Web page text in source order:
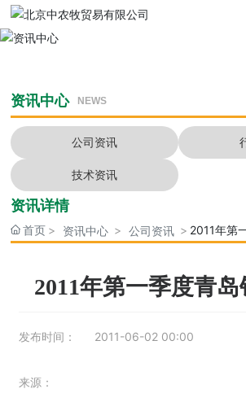
资讯中心 NEWS
公司资讯
技术资讯
资讯详情
首页 资讯中心 公司资讯 2011年第
2011年第一季度青
发布时间： 2011-06-02 00:00
来源：